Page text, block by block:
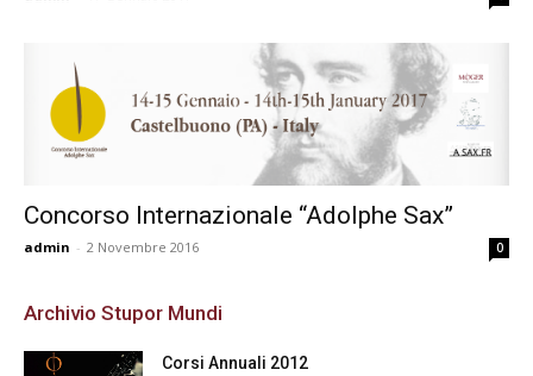
Concorso Internazionale “Adolphe Sax”
admin - 2 Novembre 2016 0
Archivio Stupor Mundi
Corsi Annuali 2012